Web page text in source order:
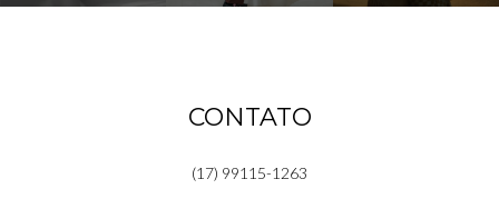
CONTATO
(17) 99115-1263